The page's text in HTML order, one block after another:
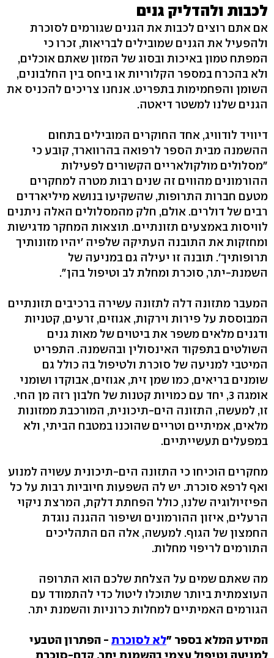
לכבות ולהדליק גנים
אם אתם רוצים לכבות את הגנים שגורמים לסוכרת
ולהפעיל את הגנים שמובילים לבריאות, זכרו כי
המפתח טמון באיכות ובסוג של המזון שאתם אוכלים,
ולא בהכרח במספר הקלוריות או ביחס בין החלבונים,
השומן והפחמימות בתפריט. אנחנו צריכים להכניס את
הגנים שלנו למשטר דיאטה.
דיוויד לודוויג, אחד החוקרים המובילים בתחום
ההשמנה מבית הספר לרפואה בהרווארד, קובע כי
"מסלולים מולקולאריים הקשורים לפעילות
ההורמונים מהווים זה שנים רבות מטרה למחקרים
מטעם חברות התרופות, שהשקיעו בנושא מיליארדים
רבים של דולרים. אולם, חלק מהמסלולים האלה ניתנים
לוויסות באמצעים תזונתיים. תוצאות המחקר מדגישות
ומחזקות את התובנה העתיקה שלפיה 'יהיו מזונותיך
תרופותיך'. תובנה זו יעילה גם במניעה של
השמנת-יתר, סוכרת ומחלת לב וטיפול בהן".
המעבר מתזונה דלה לתזונה עשירה ברכיבים תזונתיים
המבוססת על פירות וירקות, אגוזים, זרעים, קטניות
ודגנים מלאים משפר את ביטוים של מאות גנים
השולטים בתפקוד האינסולין ובהשמנה. התפריט
המיטבי למניעה של סוכרת ולטיפול בה כולל גם
שומנים בריאים, כמו שמן זית, אגוזים, אבוקדו ושומני
אומגה 3, יחד עם כמויות קטנות של חלבון רזה מן החי.
זו, למעשה, התזונה הים-תיכונית, המורכבת ממזונות
מלאים, אמיתיים וטריים שהוכנו במטבח הביתי, ולא
במפעלים תעשייתיים.
מחקרים הוכיחו כי התזונה הים-תיכונית עשויה למנוע
ואף לרפא סוכרת. יש לה השפעות חיוביות רבות על כל
הפיזיולוגיה שלנו, כולל הפחתת דלקת, המרצת ניקוי
הרעלים, איזון ההורמונים ושיפור ההגנה נוגדת
החמצון של הגוף. למעשה, אלה הם התהליכים
התורמים לריפוי מחלות.
מה שאתם שמים על הצלחת שלכם הוא התרופה
העוצמתית ביותר שתוכלו ליטול כדי להתמודד עם
הגורמים האמיתיים למחלות כרוניות והשמנת יתר.
המידע המלא בספר "לא לסוכרת - הפתרון הטבעי
למניעה וטיפול עצמי בהשמנת יתר, קדם-סוכרת